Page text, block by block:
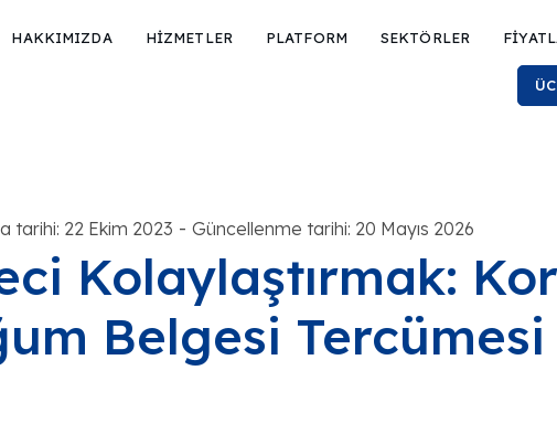
HAKKIMIZDA HİZMETLER PLATFORM SEKTÖRLER
tarihi: 22 Ekim 2023 - Güncellenme tarihi: 20 Mayıs 2026
Kolaylaştırmak:
Belgesi Tercümesi